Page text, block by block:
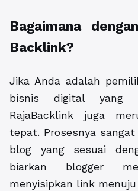
Bagaimana
Backlink?
Jika Anda adalah
bisnis digital yang
RajaBacklink juga
tepat. Prosesnya
blog yang sesuai
biarkan blogger
menyisipkan link